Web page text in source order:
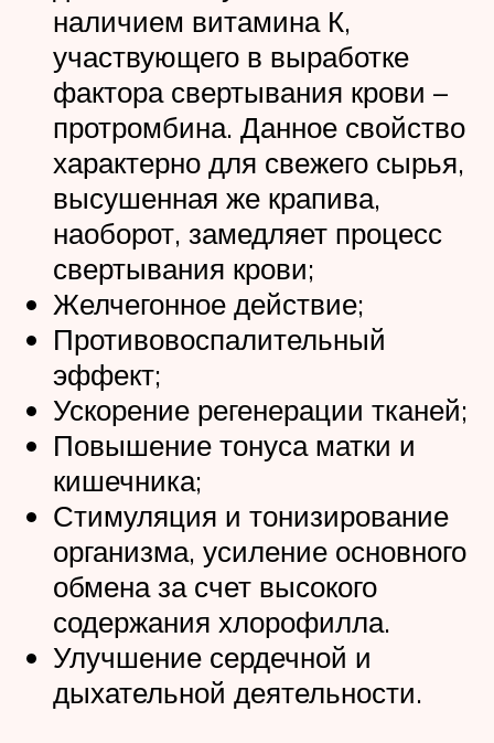
наличием витамина К,
участвующего в выработке
фактора свертывания крови –
протромбина. Данное свойство
характерно для свежего сырья,
высушенная же крапива,
наоборот, замедляет процесс
свертывания крови;
Желчегонное действие;
Противовоспалительный
эффект;
Ускорение регенерации тканей;
Повышение тонуса матки и
кишечника;
Стимуляция и тонизирование
организма, усиление основного
обмена за счет высокого
содержания хлорофилла.
Улучшение сердечной и
дыхательной деятельности.